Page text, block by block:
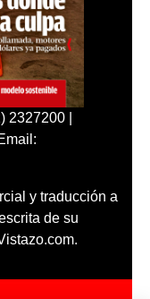
2327200 |
y traducción a
de su